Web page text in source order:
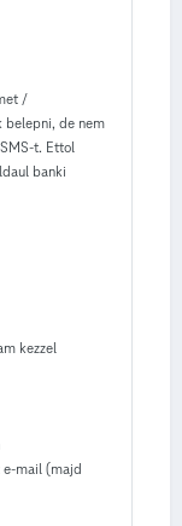
/
belepni, de nem
t. Ettol
banki
kezzel
e-mail (majd